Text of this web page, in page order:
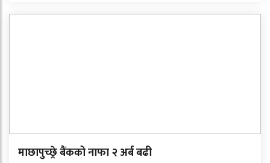
माछापुच्छ्रे बैंकको नाफा २ अर्ब बढी